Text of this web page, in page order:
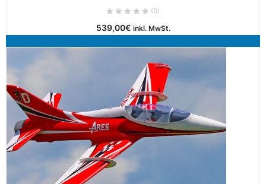
(0)
539,00€ inkl. MwSt.